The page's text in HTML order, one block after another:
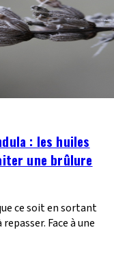
: les huiles
une brûlure
ce soit en sortant
Face à une